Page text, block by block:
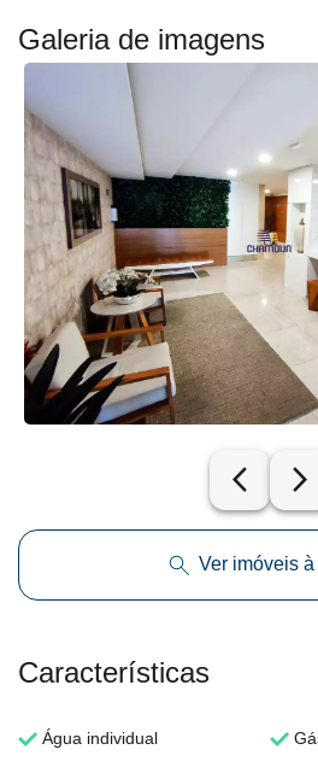
Galeria de imagens
arrow_back_ios_new arrow_forward_ios
Ver imóveis à
Características
Água individual